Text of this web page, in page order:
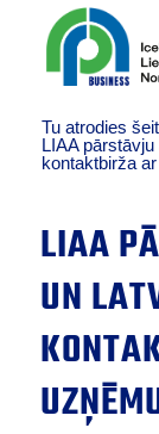
Tu atrodies
LIAA
kontaktbirža
LIAA
UN